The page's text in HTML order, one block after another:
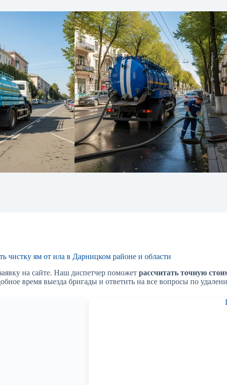
чистку ям от ила в Дарницком районе и области
на сайте. Наш диспетчер поможет рассчитать точную
время выезда бригады и ответить на все вопросы по